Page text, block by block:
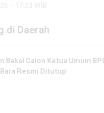
di Daerah
Bakal Calon Ketua Umum
Resmi Ditutup